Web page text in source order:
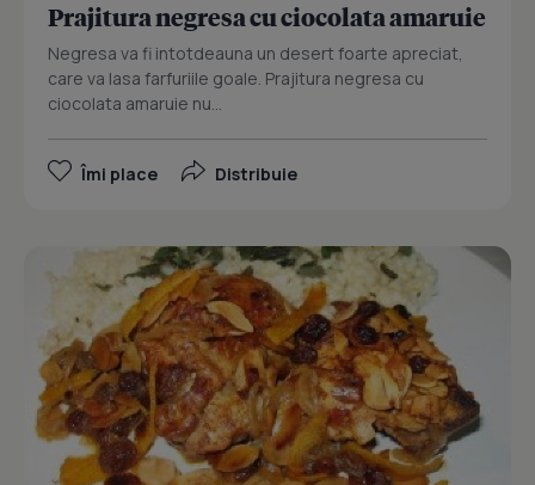
Prajitura negresa cu ciocolata amaruie
Negresa va fi intotdeauna un desert foarte apreciat,
care va lasa farfuriile goale. Prajitura negresa cu
ciocolata amaruie nu...
Îmi place Distribuie